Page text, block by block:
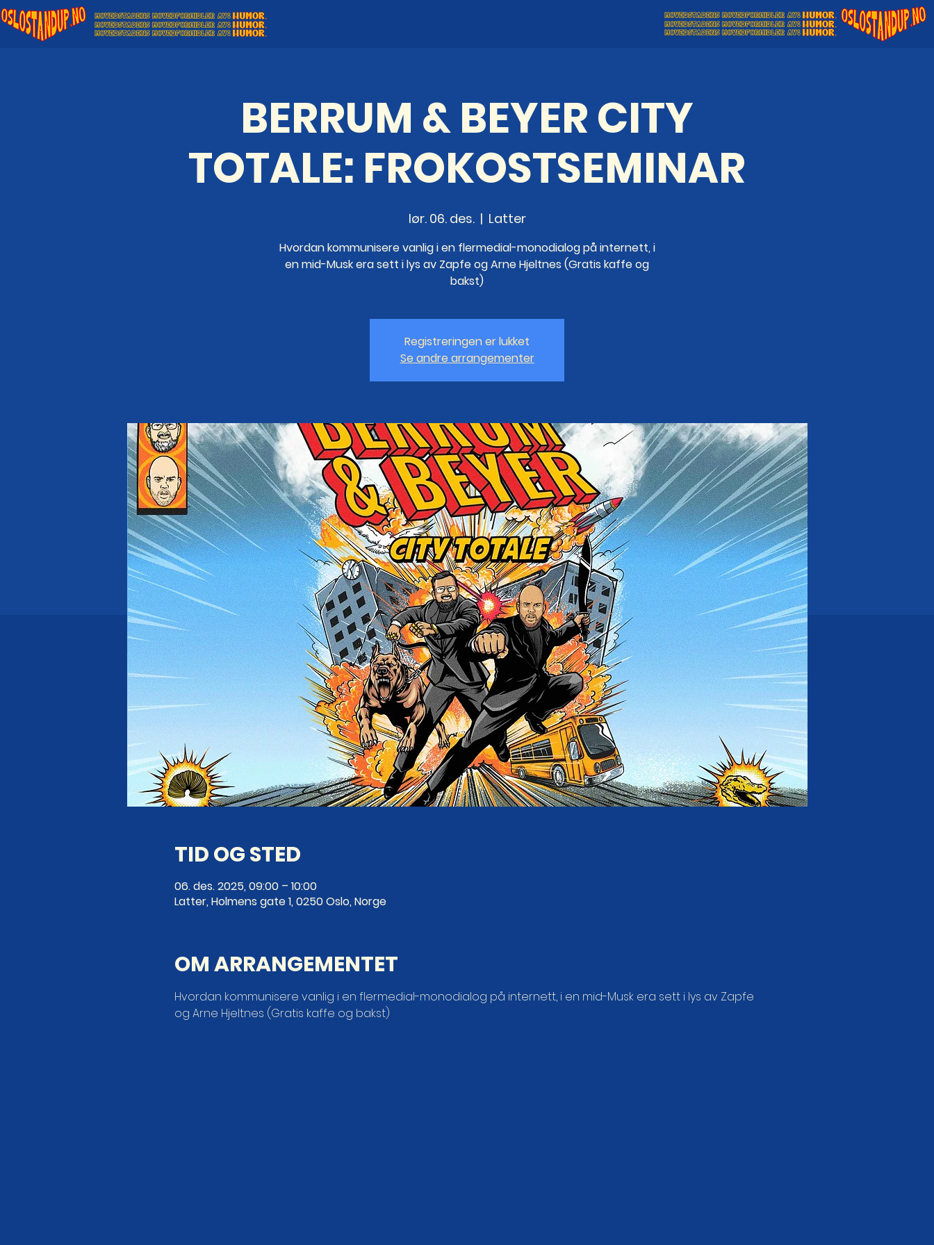
BERRUM & BEYER CITY
TOTALE: FROKOSTSEMINAR
lør. 06. des.
  |
Latter
Hvordan kommunisere vanlig i en flermedial-monodialog på internett, i
en mid-Musk era sett i lys av Zapfe og Arne Hjeltnes (Gratis kaffe og
bakst)
Registreringen er lukket
Se andre arrangementer
TID OG STED
06. des. 2025, 09:00 – 10:00
Latter, Holmens gate 1, 0250 Oslo, Norge
OM ARRANGEMENTET
Hvordan kommunisere vanlig i en flermedial-monodialog på internett, i en mid-Musk era sett i lys av Zapfe
og Arne Hjeltnes (Gratis kaffe og bakst)